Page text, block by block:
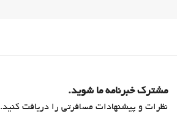
مشترک خبرنامه ما شوید.
نظرات و پیشنهادات مسافرتی را دریافت کنید.